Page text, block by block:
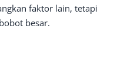
faktor lain, tetapi
besar.